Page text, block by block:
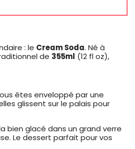
: le Cream Soda. Né à
de 355ml (12 fl oz),
êtes enveloppé par une
glissent sur le palais pour
bien glacé dans un grand verre
Le dessert parfait pour vos